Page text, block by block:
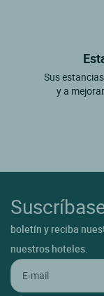
Sus
y a
boletín y reciba
nuestros hoteles.